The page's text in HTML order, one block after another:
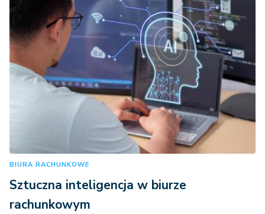
BIURA RACHUNKOWE
Sztuczna inteligencja w biurze
rachunkowym